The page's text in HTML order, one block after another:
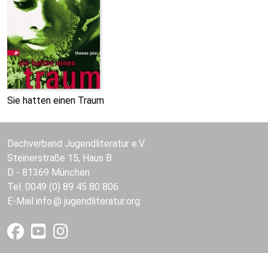
Sie hatten einen Traum
Dachverband Jugendliteratur e.V.
Steinerstraße 15, Haus B
D - 81369 München
Tel. 0049 (0) 89 45 80 806
E-Mail info jugendliteratur.org